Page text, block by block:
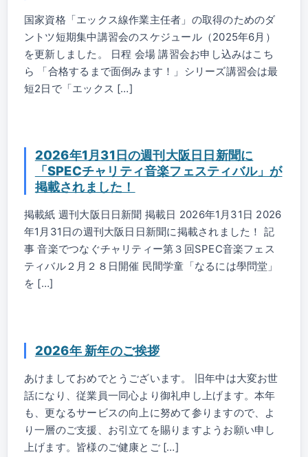
国家資格「エックス線作業主任者」の取得のためのダ
ントツ短期集中講習会のスケジュール（2025年6月）
を更新しました。 日程 会場 講習会お申し込みはこち
ら 「合格するまで面倒みます！」シリーズ講習会は最
短2日で「エックス […]
2026年1月31日の週刊大阪日日新聞に
「SPECチャリティ音楽フェスティバル」が
掲載されました！
掲載紙 週刊大阪日日新聞 掲載日 2026年1月31日 2026
年1月31日の週刊大阪日日新聞に掲載されました！ 記
事 音楽でつなぐチャリティー第３回SPEC音楽フェス
ティバル２月２８日開催 民間学童「なるには學問堂」
を […]
2026年 新年のご挨拶
あけましておめでとうございます。 旧年中は大変お世
話になり、従業員一同心より御礼申し上げます。本年
も、更なるサービスの向上に努めて参りますので、よ
り一層のご支援、お引立てを賜りますようお願い申し
上げます。皆様のご健康とご […]